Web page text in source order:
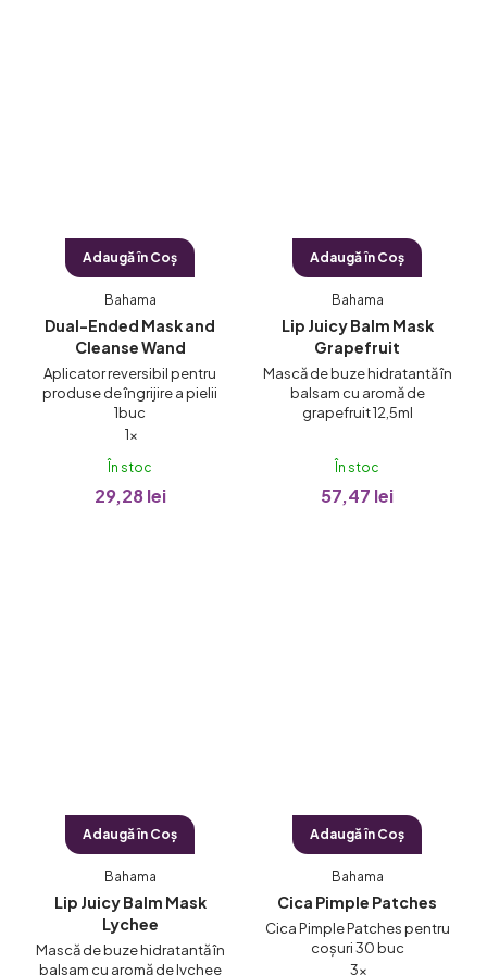
Dual-Ended Mask and
Cleanse Wand
Bahama
Evaluarea
medie
produsului
1×
În stoc
29,28 lei
Adaugă în Coş
Aplicator reversibil pentru
produse de îngrijire a pielii
1buc
Lip Juicy Balm Mask
Grapefruit
Bahama
În stoc
57,47 lei
Adaugă în Coş
Mască de buze hidratantă în
balsam cu aromă de
grapefruit 12,5ml
Lip Juicy Balm Mask
Lychee
Bahama
Adaugă în Coş
Mască de buze hidratantă în
balsam cu aromă de lychee
Cica Pimple Patches
Bahama
Evaluarea
3×
Adaugă în Coş
Cica Pimple Patches pentru
coșuri 30 buc